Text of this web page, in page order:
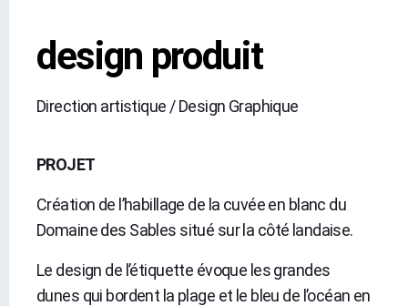
design produit
Direction artistique / Design Graphique
PROJET
Création de l’habillage de la cuvée en blanc du
Domaine des Sables situé sur la côté landaise.
Le design de l’étiquette évoque les grandes
dunes qui bordent la plage et le bleu de l’océan en